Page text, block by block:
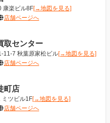
康楽ビル8F[→地図を見る]
店舗ページへ
取センター
11-7 秋葉原家松ビル[→地図を見る]
店舗ページへ
町店
ミツビル1F[→地図を見る]
店舗ページへ